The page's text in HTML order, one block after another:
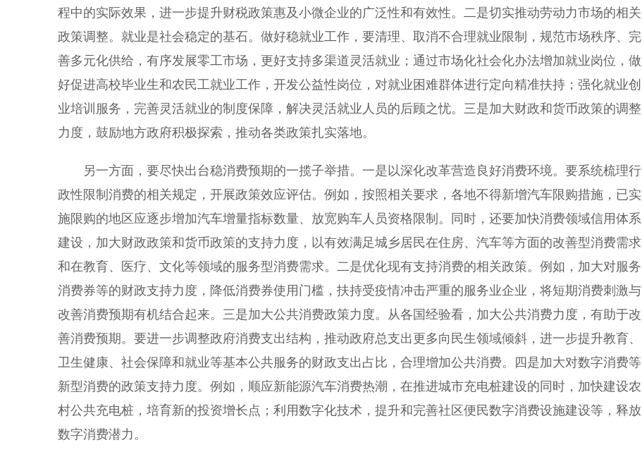
程中的实际效果，进一步提升财税政策惠及小微企业的广泛性和有效性。二是切实推动劳动力市场的相关
政策调整。就业是社会稳定的基石。做好稳就业工作，要清理、取消不合理就业限制，规范市场秩序、完
善多元化供给，有序发展零工市场，更好支持多渠道灵活就业；通过市场化社会化办法增加就业岗位，做
好促进高校毕业生和农民工就业工作，开发公益性岗位，对就业困难群体进行定向精准扶持；强化就业创
业培训服务，完善灵活就业的制度保障，解决灵活就业人员的后顾之忧。三是加大财政和货币政策的调整
力度，鼓励地方政府积极探索，推动各类政策扎实落地。
另一方面，要尽快出台稳消费预期的一揽子举措。一是以深化改革营造良好消费环境。要系统梳理行
政性限制消费的相关规定，开展政策效应评估。例如，按照相关要求，各地不得新增汽车限购措施，已实
施限购的地区应逐步增加汽车增量指标数量、放宽购车人员资格限制。同时，还要加快消费领域信用体系
建设，加大财政政策和货币政策的支持力度，以有效满足城乡居民在住房、汽车等方面的改善型消费需求
和在教育、医疗、文化等领域的服务型消费需求。二是优化现有支持消费的相关政策。例如，加大对服务
消费券等的财政支持力度，降低消费券使用门槛，扶持受疫情冲击严重的服务业企业，将短期消费刺激与
改善消费预期有机结合起来。三是加大公共消费政策力度。从各国经验看，加大公共消费力度，有助于改
善消费预期。要进一步调整政府消费支出结构，推动政府总支出更多向民生领域倾斜，进一步提升教育、
卫生健康、社会保障和就业等基本公共服务的财政支出占比，合理增加公共消费。四是加大对数字消费等
新型消费的政策支持力度。例如，顺应新能源汽车消费热潮，在推进城市充电桩建设的同时，加快建设农
村公共充电桩，培育新的投资增长点；利用数字化技术，提升和完善社区便民数字消费设施建设等，释放
数字消费潜力。